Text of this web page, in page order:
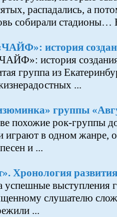
распадались, а
собирали стадионы…
история
история
группа из
...
группы
похожие рок-группы
играют в одном жанре,
и ...
Хронология развития
успешные выступления
слушателю
...